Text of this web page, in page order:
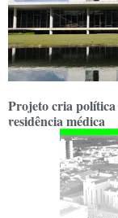
Projeto cria
residência médica